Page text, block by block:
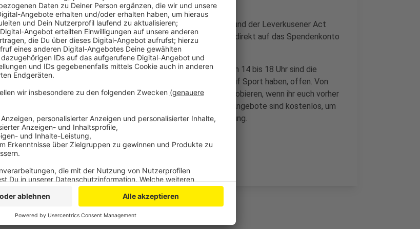
Mit dabei ist unter anderem Bläck Fööss-Gitarrist Pit Hupperten und der Leverkusener Act
„The Legendary Ghetto Dance Band“. Der Erlös des Abends geht direkt auf das Spendenkonto
der Bürgerstiftung Leverkusen.Hiergibt's weitere Infos.
Auch beim TSV Bayer 04 geht’s morgen um den Guten Zweck: Von 14 bis 18 Uhr sind die
Hallen und Außenflächen der Kurt-Rieß-Anlage für alle, die Lust auf Sport haben, offen. Von
Zumba bis Indoor Cycling könnt ihr da ganz viele Sportarten ausprobieren, wenn ihr euch vorher
. Die Angebote sind kostenlos, um
Spenden wird gebeten – auch sie gehen direkt an die Bürgerstiftung.
Anzeige